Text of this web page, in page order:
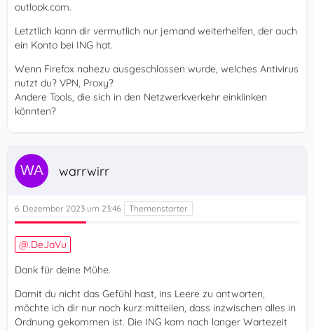
outlook.com.
Letztlich kann dir vermutlich nur jemand weiterhelfen, der auch
ein Konto bei ING hat.
Wenn Firefox nahezu ausgeschlossen wurde, welches Antivirus
nutzt du? VPN, Proxy?
Andere Tools, die sich in den Netzwerkverkehr einklinken
könnten?
warrwirr
6. Dezember 2023 um 23:46
.DeJaVu
Dank für deine Mühe.
Damit du nicht das Gefühl hast, ins Leere zu antworten,
möchte ich dir nur noch kurz mitteilen, dass inzwischen alles in
Ordnung gekommen ist. Die ING kam nach langer Wartezeit